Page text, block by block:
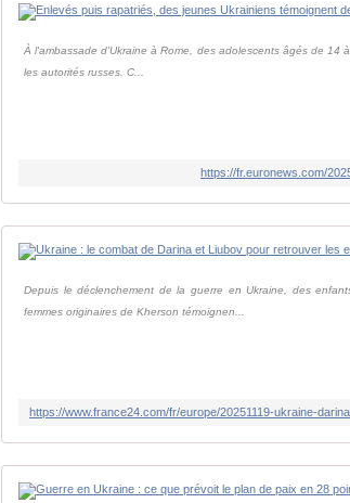
À l'ambassade d'Ukraine à Rome, des adolescents âgés de
les autorités russes. C...
https://fr.euronews.com/
Depuis le déclenchement de la guerre en Ukraine, des
femmes originaires de Kherson témoignen...